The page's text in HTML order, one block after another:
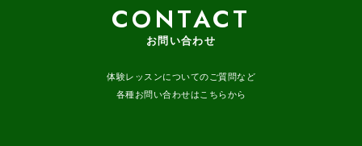
CONTACT
お問い合わせ
体験レッスンについてのご質問など
各種お問い合わせはこちらから